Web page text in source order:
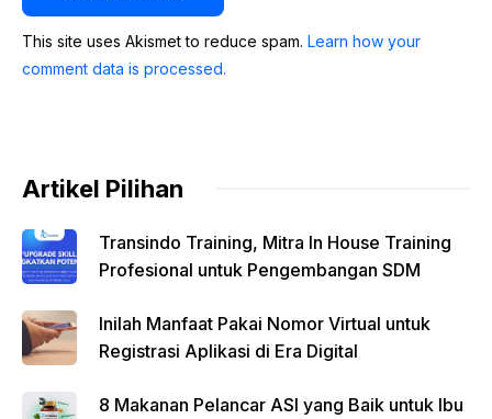
This site uses Akismet to reduce spam. Learn how your
comment data is processed.
Artikel Pilihan
Transindo Training, Mitra In House Training
Profesional untuk Pengembangan SDM
Inilah Manfaat Pakai Nomor Virtual untuk
Registrasi Aplikasi di Era Digital
8 Makanan Pelancar ASI yang Baik untuk Ibu